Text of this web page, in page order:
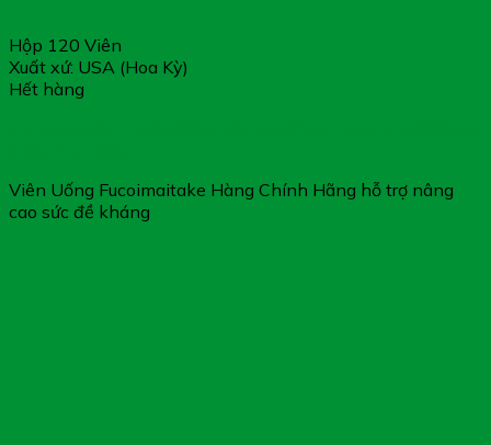
Hộp 120 Viên
Xuất xứ: USA (Hoa Kỳ)
Hết hàng
Viên Uống Fucoimaitake Hàng Chính Hãng hỗ trợ nâng
cao sức đề kháng